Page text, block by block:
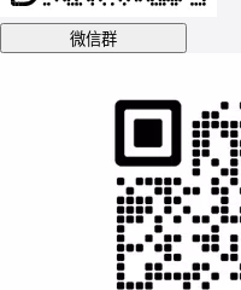
微信群